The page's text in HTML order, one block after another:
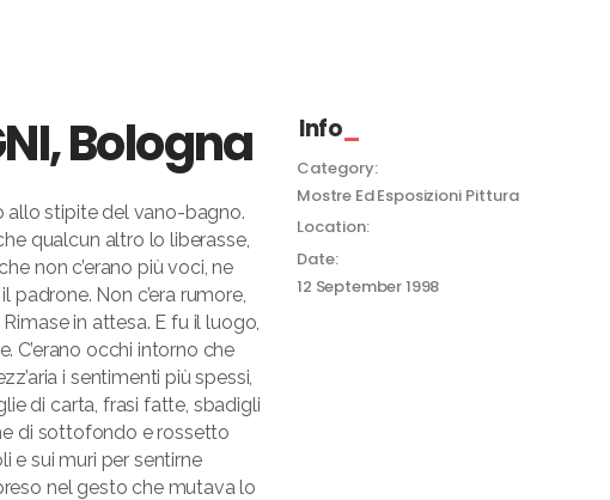
Bologna
allo stipite del vano-bagno.
qualcun altro lo liberasse,
non c’erano più voci, ne
padrone. Non c’era rumore,
in attesa. E fu il luogo,
C’erano occhi intorno che
i sentimenti più spessi,
di carta, frasi fatte, sbadigli
di sottofondo e rossetto
e sui muri per sentirne
nel gesto che mutava lo
Info
Category:
Mostre Ed Esposizioni Pittura
Location:
Date:
12 September 1998